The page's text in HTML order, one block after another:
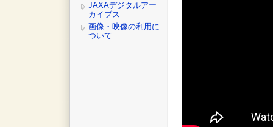
JAXAデジタルアー
カイブス
画像・映像の利用に
ついて